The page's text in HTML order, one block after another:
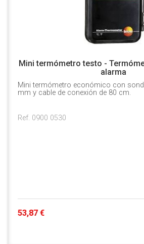
Mini termómetro testo -
alarma
Mini termómetro económico con
mm y cable de conexión de 80 cm.
Ref. 0900 0530
53,87 €